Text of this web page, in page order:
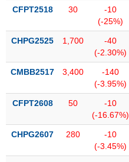
tích
thuật
sơ
doanh
Tin
CFPT2518 30
-10
(-25%)
CHPG2525 1,700
-40
(-2.30%)
CMBB2517 3,400
-140
(-3.95%)
CFPT2608 50
-10
(-16.67%)
CHPG2607 280
-10
(-3.45%)
VẬT
CÔNG